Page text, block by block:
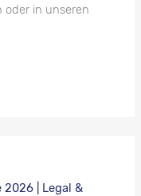
oder in unseren
| Legal &